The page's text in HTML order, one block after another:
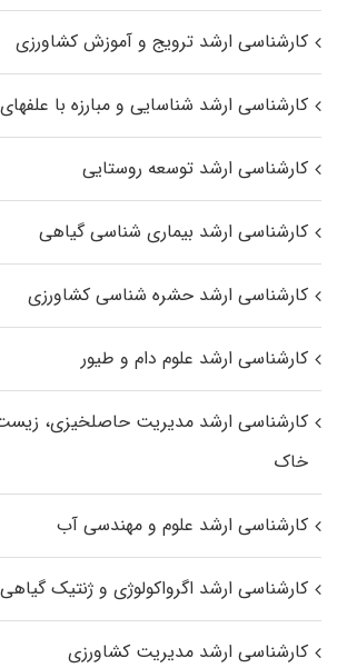
کارشناسی ارشد ترویج و آموزش کشاورزی
کارشناسی ارشد شناسایی و مبارزه با
کارشناسی ارشد توسعه روستایی
کارشناسی ارشد بیماری‌ شناسی گیاهی
کارشناسی ارشد حشره‌ شناسی کشاورزی
کارشناسی ارشد علوم دام و طیور
کارشناسی ارشد مدیریت حاصلخیزی،
خاک
کارشناسی ارشد علوم و مهندسی آب
کارشناسی ارشد اگرواکولوژی و ژنتیک گیاهی
کارشناسی ارشد مدیریت کشاورزی